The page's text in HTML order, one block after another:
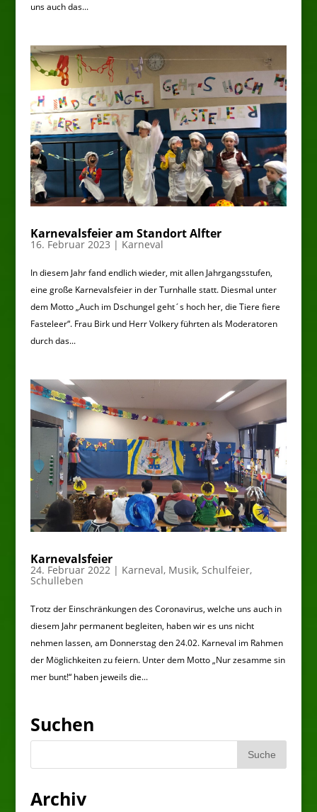
uns auch das...
Karnevalsfeier am Standort Alfter
16. Februar 2023 | Karneval
In diesem Jahr fand endlich wieder, mit allen Jahrgangsstufen,
eine große Karnevalsfeier in der Turnhalle statt. Diesmal unter
dem Motto „Auch im Dschungel geht´s hoch her, die Tiere fiere
Fasteleer“. Frau Birk und Herr Volkery führten als Moderatoren
durch das...
Karnevalsfeier
24. Februar 2022| Karneval, Musik, Schulfeier,
Schulleben
Trotz der Einschränkungen des Coronavirus, welche uns auch in
diesem Jahr permanent begleiten, haben wir es uns nicht
nehmen lassen, am Donnerstag den 24.02. Karneval im Rahmen
der Möglichkeiten zu feiern. Unter dem Motto „Nur zesamme sin
mer bunt!“ haben jeweils die...
Suchen
Archiv